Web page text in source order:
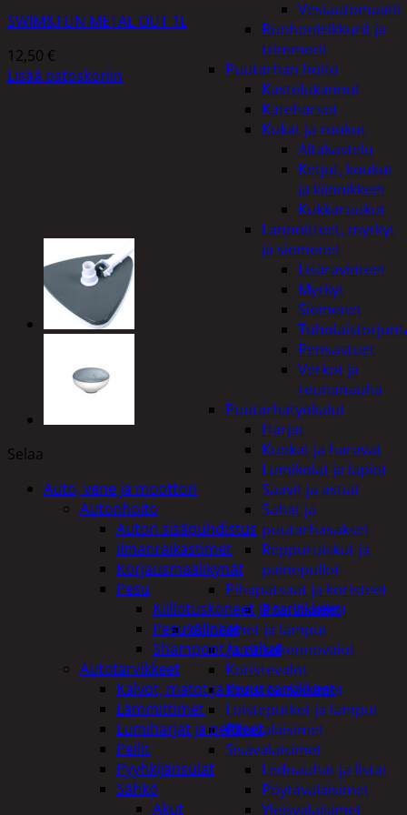
Vesiautomaatit
Ruohonleikkurit ja
trimmerit
Puutarhan hoito
Kastelukannut
Kateharsot
Kukat ja ruukut
Altakastelu
Ketjut, koukut
ja kiinnikkeet
Kukkaruukut
Lannoitteet, myrkyt
ja siemenet
Lisäravinteet
Myrkyt
Siemenet
Pensastuet
Verkot ja
reunanauha
Puutarhatyökalut
Harjat
Kuokat ja haravat
Lumikolat ja lapiot
Saavit ja astiat
Sahat ja
puutarhasakset
Reppuruiskut ja
painepullot
Pihapatsaat ja koristeet
Postilaatikot
Valaisimet ja lamput
Aurinkokennovalot
Koristevalot
Koristevalaisimet
Loisteputket ja lamput
Pihavalaisimet
Sisävalaisimet
Lednauhat ja listat
Pöytävalaisimet
Yleisvalaisimet
SWIM&FUN METAL OUT 1L
12,50 €
Lisää ostoskoriin
Selaa
Auto, vene ja moottori
Autonhoito
Auton sisäpuhdistus
ilmanraikastimet
Korjausmaalikynät
Pesu
Kiillotuskoneet ja tarvikkeet
Pesuvälineet
Shampoot ja vahat
Autotarvikkeet
Kalvot, matot ja muut tarvikkeet
Lämmittimet
Lumiharjat ja peitteet
Peilit
Pyyhkijänsulat
Sähkö
Akut